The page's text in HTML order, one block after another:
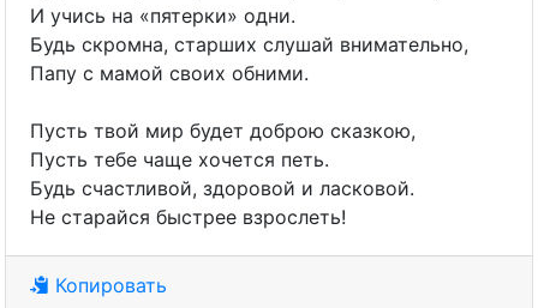
И учись на «пятерки» одни.
Будь скромна, старших слушай внимательно,
Папу с мамой своих обними.
Пусть твой мир будет доброю сказкою,
Пусть тебе чаще хочется петь.
Будь счастливой, здоровой и ласковой.
Не старайся быстрее взрослеть!
Копировать